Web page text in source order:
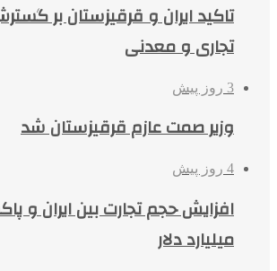
تاکید ایران و قرقیزستان بر
تجاری و معدنی
3 روز پیش
وزیر صمت عازم قرقیزستان شد
4 روز پیش
میلیارد دلار